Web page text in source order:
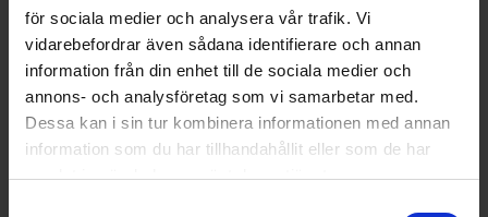
för sociala medier och analysera vår trafik. Vi
vidarebefordrar även sådana identifierare och annan
information från din enhet till de sociala medier och
annons- och analysföretag som vi samarbetar med.
Dessa kan i sin tur kombinera informationen med annan
information som du har tillhandahållit eller som de har
samlat in när du har använt deras tjänster.